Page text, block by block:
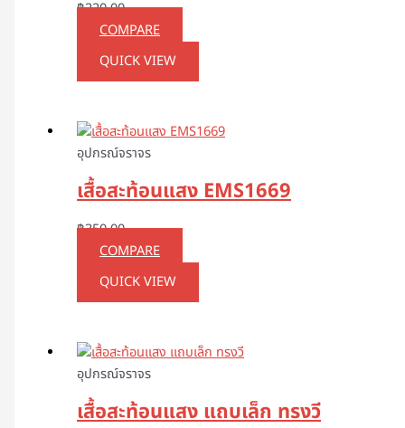
฿220.00
COMPARE
QUICK VIEW
อุปกรณ์จราจร
เสื้อสะท้อนแสง EMS1669
฿350.00
COMPARE
QUICK VIEW
อุปกรณ์จราจร
เสื้อสะท้อนแสง แถบเล็ก ทรงวี